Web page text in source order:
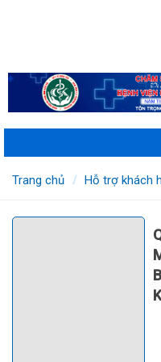
Trang chủ Hỗ trợ khách